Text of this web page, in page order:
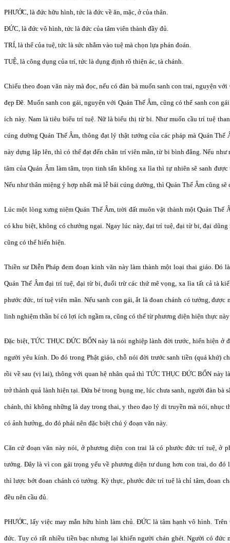
PHƯỚC, là đức hữu hình, tức là đức về ăn, mặc, ở của thân.
ĐỨC, là đức vô hình, tức là đức của tâm viên thành đầy đủ.
TRÍ, là thể của tuệ, tức là sức nhắm vào tuệ mà chọn lựa phán đoán.
TUỆ, là công dụng của trí, tức là dụng định rõ thiện ác, tà chánh.
Chiếu theo đoạn văn này mà đọc, nếu có đàn bà muốn sanh con trai, nguyện
đẹp Đẽ. Muốn sanh con gái, nguyện với Quán Thế Âm, cũng có thể sanh con
ích này. Nam là tiêu biểu trí tuệ. Nữ là biểu thị từ bi. Như muốn cầu trí tuệ
cúng dường Quán Thế Âm, thông đạt lý thật tướng của các pháp mà Quán
này dựng lập lên, thì có thể đạt đến chân trí viên mãn, từ bi bình đẳng. Nếu
tâm của Quán Âm làm tâm, trọn tinh tấn không xa lìa thì tự nhiên sẽ sanh
Nếu như thân miệng ý hợp nhất mà lễ bái cúng dường, thì Quán Thế Âm cũng sẽ
Lúc một lòng xưng niệm Quán Thế Âm, trời đất muôn vật thành một Quán Thế
có khu biệt, không có chướng ngại. Ngay lúc này, đại trí tuệ, đại từ bi, đại
cũng có thể hiển hiện.
Thiền sư Diễn Pháp đem đoạn kinh văn này làm thành một loại thai giáo. Đó
Quán Thế Âm đại trí tuệ, đại từ bi, đuổi trừ các thứ mê vọng, xa lìa tất cả tà
phước đức, trí tuệ viên mãn. Nếu sanh con gái, ắt là đoan chánh có tướng,
linh nghiệm thần bí có lợi ích ngầm ra, cũng có thể từ phương diện hiện thực
Đặc biệt, TỨC THỤC ĐỨC BỔN này là nói nghiệp lành đời trước, hiển hiện ở
người yêu kính. Do đó trong Phật giáo, chỗ nói đời trước sanh tiền (quá khứ)
rồi về sau (vị lai), thông với quan hệ nhân quả thì TỨC THỤC ĐỨC BỔN này
trở thành quả lành hiện tại. Đứa bé trong bụng mẹ, lúc chưa sanh, người đàn bà
chánh, thì không những là dạy trong thai, y theo đạo lý di truyền mà nói, nhục
có ảnh hưởng, do đó phải nên đặc biệt chú ý đoạn văn này.
Căn cứ đoạn văn này nói, ở phương diện con trai là có phước đức trí tuệ, ở
tướng. Đây là vì con gái trọng yếu về phương diện tư dung hơn con trai, do đó
thì lược bớt đoan chánh có tướng. Kỳ thực, phước đức trí tuệ là chỉ tâm, đoan
đều nên cầu đủ.
PHƯỚC, lấy việc may mắn hữu hình làm chủ. ĐỨC là tâm hạnh vô hình.
đức. Tuy có rất nhiều tiền bạc nhưng lại khiến người chán ghét. Người có đức